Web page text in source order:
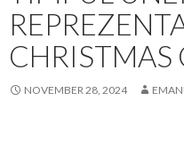
CHRISTMAS
NOVEMBER 28, 2024